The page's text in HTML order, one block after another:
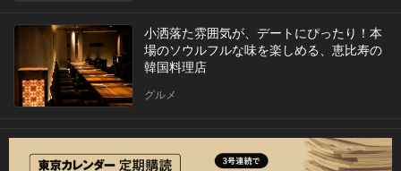
小洒落た雰囲気が、デートにぴったり！本
場のソウルフルな味を楽しめる、恵比寿の
韓国料理店
グルメ